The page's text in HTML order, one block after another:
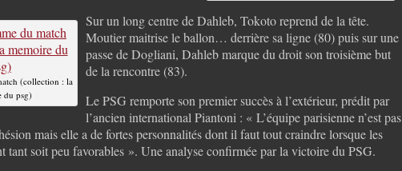
(collection : la
du psg)
Sur un long centre de Dahleb, Tokoto reprend de la tête.
Moutier maitrise le ballon… derrière sa ligne (80) puis sur une
passe de Dogliani, Dahleb marque du droit son troisième but
de la rencontre (83).
Le PSG remporte son premier succès à l’extérieur, prédit par
l’ancien international Piantoni : « L’équipe parisienne n’est pas
mais elle a de fortes personnalités dont il faut tout craindre lorsque les
tant soit peu favorables ». Une analyse confirmée par la victoire du PSG.